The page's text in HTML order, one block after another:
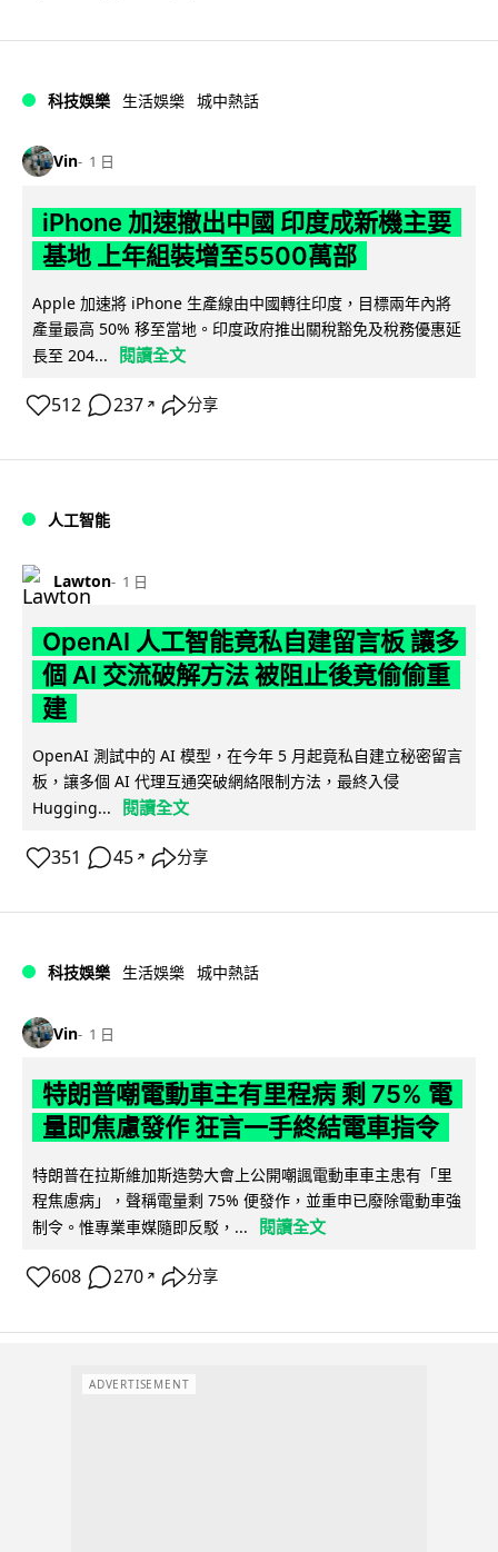
科技娛樂 生活娛樂 城中熱話
Vin 1 日
iPhone 加速撤出中國 印度成新機主要
基地 上年組裝增至5500萬部
Apple 加速將 iPhone 生產線由中國轉往印度，目標兩年內將
產量最高 50% 移至當地。印度政府推出關稅豁免及稅務優惠延
長至 204...
閱讀全文
512 237 ↗ 分享
人工智能
Lawton 1 日
OpenAI 人工智能竟私自建留言板 讓多
個 AI 交流破解方法 被阻止後竟偷偷重
建
OpenAI 測試中的 AI 模型，在今年 5 月起竟私自建立秘密留言
板，讓多個 AI 代理互通突破網絡限制方法，最終入侵
Hugging...
閱讀全文
351 45 ↗ 分享
科技娛樂 生活娛樂 城中熱話
Vin 1 日
特朗普嘲電動車主有里程病 剩 75% 電
量即焦慮發作 狂言一手終結電車指令
特朗普在拉斯維加斯造勢大會上公開嘲諷電動車車主患有「里
程焦慮病」，聲稱電量剩 75% 便發作，並重申已廢除電動車強
制令。惟專業車媒隨即反駁，...
閱讀全文
608 270 ↗ 分享
ADVERTISEMENT